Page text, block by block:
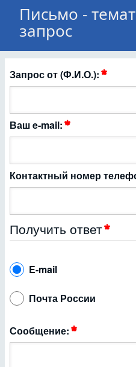
Письмо -
запрос
Запрос от (Ф.И.О.):
Ваш e-mail:
Контактный номер
Получить ответ
E-mail
Почта России
Сообщение: